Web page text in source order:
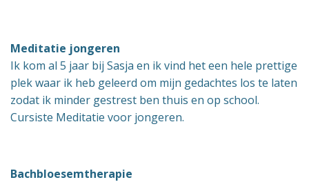
Meditatie jongeren
Ik kom al 5 jaar bij Sasja en ik vind het een hele prettige
plek waar ik heb geleerd om mijn gedachtes los te laten
zodat ik minder gestrest ben thuis en op school.
Cursiste Meditatie voor jongeren.
Bachbloesemtherapie